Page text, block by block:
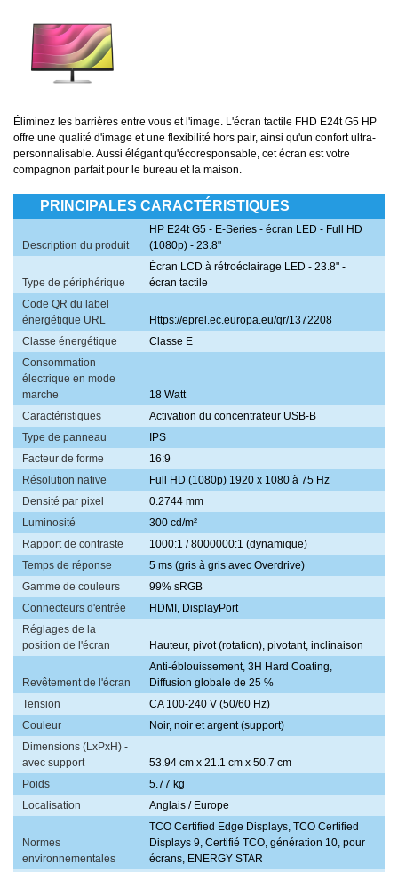
Éliminez les barrières entre vous et l'image. L'écran tactile FHD E24t G5 HP
offre une qualité d'image et une flexibilité hors pair, ainsi qu'un confort ultra-
personnalisable. Aussi élégant qu'écoresponsable, cet écran est votre
compagnon parfait pour le bureau et la maison.
PRINCIPALES CARACTÉRISTIQUES
Description du produit
HP E24t G5 - E-Series - écran LED - Full HD
(1080p) - 23.8"
Type de périphérique
Écran LCD à rétroéclairage LED - 23.8" -
écran tactile
Code QR du label
énergétique URL
Https://eprel.ec.europa.eu/qr/1372208
Classe énergétique
Classe E
Consommation
électrique en mode
marche
18 Watt
Caractéristiques
Activation du concentrateur USB-B
Type de panneau
IPS
Facteur de forme
16:9
Résolution native
Full HD (1080p) 1920 x 1080 à 75 Hz
Densité par pixel
0.2744 mm
Luminosité
300 cd/m²
Rapport de contraste
1000:1 / 8000000:1 (dynamique)
Temps de réponse
5 ms (gris à gris avec Overdrive)
Gamme de couleurs
99% sRGB
Connecteurs d'entrée
HDMI, DisplayPort
Réglages de la
position de l'écran
Hauteur, pivot (rotation), pivotant, inclinaison
Revêtement de l'écran
Anti-éblouissement, 3H Hard Coating,
Diffusion globale de 25 %
Tension
CA 100-240 V (50/60 Hz)
Couleur
Noir, noir et argent (support)
Dimensions (LxPxH) -
avec support
53.94 cm x 21.1 cm x 50.7 cm
Poids
5.77 kg
Localisation
Anglais / Europe
Normes
environnementales
TCO Certified Edge Displays, TCO Certified
Displays 9, Certifié TCO, génération 10, pour
écrans, ENERGY STAR